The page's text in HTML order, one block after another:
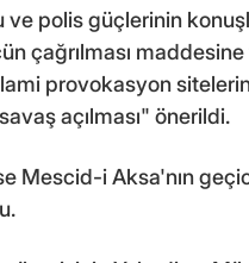
polis güçlerinin
çağrılması
provokasyon
açılması" önerildi.
Mescid-i Aksa'nın